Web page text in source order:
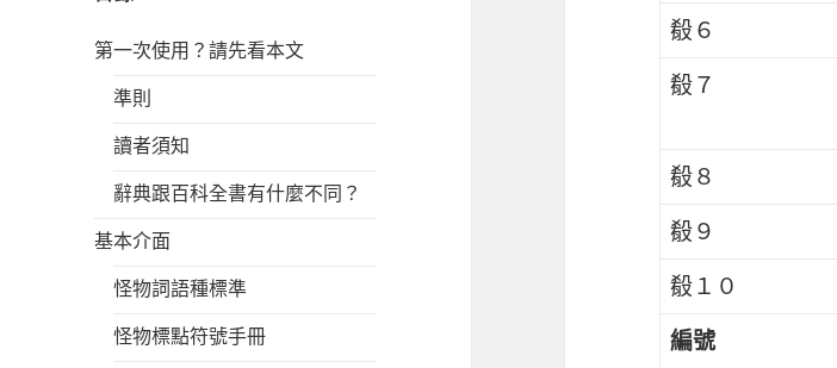
第一次使用？請先看本文
準則
讀者須知
辭典跟百科全書有什麼不同？
基本介面
怪物詞語種標準
怪物標點符號手冊
殽６
殽７
殽８
殽９
殽１０
編號